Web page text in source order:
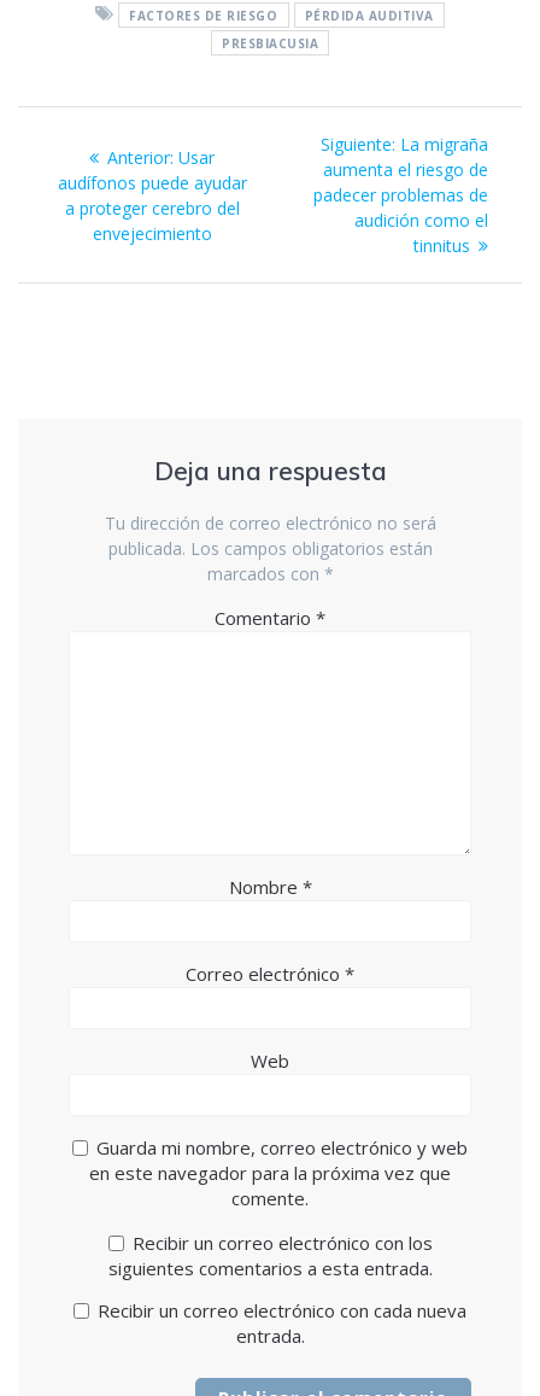
o
k
er s
p
p
e
n
e
g
l
FACTORES DE RIESGO
PÉRDIDA AUDITIVA
PRESBIACUSIA
de
entradas
Anterior: Entrada
anterior:
Usar
audífonos puede ayudar
a proteger cerebro del
envejecimiento
Siguiente: Siguiente
entrada:
La migraña
aumenta el riesgo de
padecer problemas de
audición como el
tinnitus
Deja una respuesta
Tu dirección de correo electrónico no será
publicada. Los campos obligatorios están
marcados con *
Comentario *
Nombre *
Correo electrónico *
Web
Guarda mi nombre, correo electrónico y web
en este navegador para la próxima vez que
comente.
Recibir un correo electrónico con los
siguientes comentarios a esta entrada.
Recibir un correo electrónico con cada nueva
entrada.